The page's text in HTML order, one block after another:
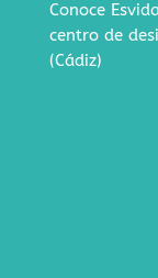
Conoce
centro de
(Cádiz)